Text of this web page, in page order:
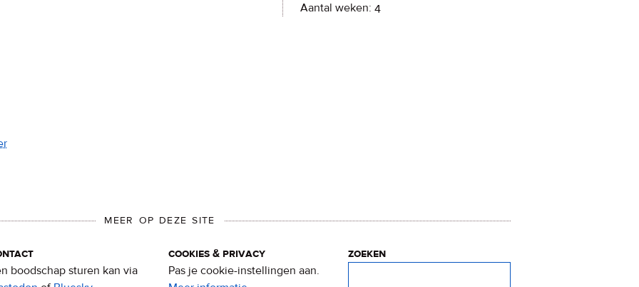
Aantal weken: 4
MEER OP DEZE SITE
boodschap sturen kan via
cookies & privacy
Pas je cookie-instellingen aan.
zoeken